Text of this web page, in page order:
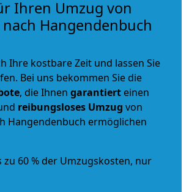
Ihren Umzug von
Hangendenbuch
Ihre kostbare Zeit und lassen Sie
Bei uns bekommen Sie die
, die Ihnen garantiert einen
reibungsloses Umzug von
Hangendenbuch ermöglichen
zu 60 % der Umzugskosten, nur